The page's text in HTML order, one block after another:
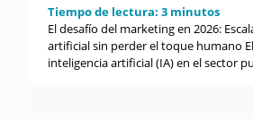
Tiempo de lectura: 3 minutos
El desafío del marketing en 2026:
artificial sin perder el toque humano
inteligencia artificial (IA) en el sector